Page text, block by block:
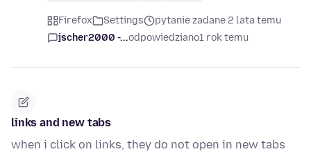
Firefox Settings
pytanie zadane 2 lata temu
jscher2000 -...odpowiedziano1 rok temu
links and new tabs
when i click on links, they do not open in new tabs